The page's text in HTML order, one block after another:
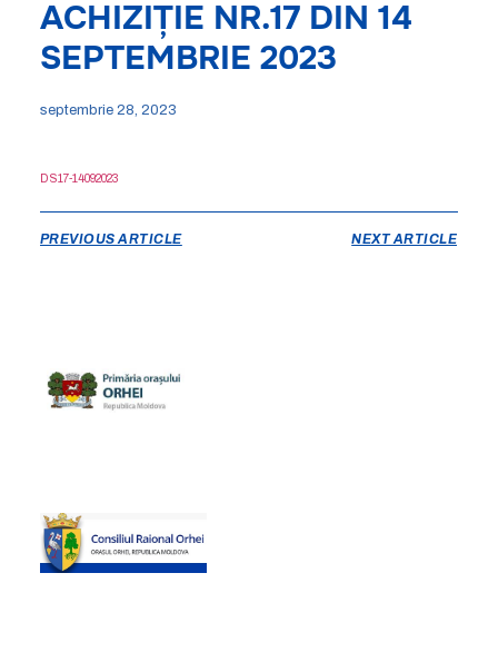
ACHIZIȚIE NR.17 DIN 14
SEPTEMBRIE 2023
septembrie 28, 2023
DS17-14092023
PREVIOUS ARTICLE NEXT ARTICLE